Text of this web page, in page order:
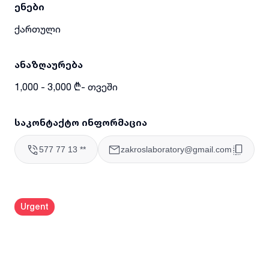
ენები
ქართული
ანაზღაურება
1,000 - 3,000 ₾- თვეში
საკონტაქტო ინფორმაცია
577 77 13 ** zakroslaboratory@gmail.com
Urgent